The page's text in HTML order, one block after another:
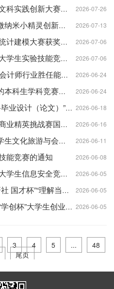
关于举办2026年大学生新文科实践创新大赛校内选拔赛的通知 2026-07-26
西北工业大学第二十一届微纳米小精灵创新设计竞赛暨第二十届中国大学生iCAN创新创业大赛选拔赛的报名通知 2026-07-13
关于2026年西北工业大学统计建模大赛获奖名单的公示 2026-07-06
关于2026年西北工业大学大学生实验技能竞赛获奖名单的公示 2026-07-06
关于举办首届“陕西省注册会计师行业胜任能力青年挑战赛”的通知 2026-06-24
关于《西北工业大学认定的本科生学科竞赛项目名录（2026年版）》的公示 2026-06-24
关于2026届“百篇优秀本科毕业设计（论文）”评选结果的公示 2026-06-18
关于举办2026年全国高校商业精英挑战赛国际贸易竞赛（RCEP国际市场开拓策划赛道、国际贸易与商务专题赛道及技术性贸易措施评议赛道）校内选拔赛暨新文科创新实践基地招募营员的通知 2026-06-16
关于组织第二十届全国大学生文化旅游与会展竞赛校赛的通知 2026-06-11
能竞赛的通知 2026-06-08
关于2026年第十九届全国大学生信息安全竞赛（作品赛）暨第三届“长城杯”网数智安全大赛（作品赛）报名的通知 2026-06-05
关于组织开展2026年“外研社 国才杯”“理解当代中国”全国大学生外语能力大赛英语组短视频校园选拔赛的通知 2026-06-05
关于西北工业大学2026年“学创杯”大学生创业综合模拟大赛校内选拔赛获奖结果的公示 2026-06-05
3 4 5 ...
48
尾页